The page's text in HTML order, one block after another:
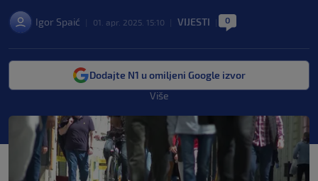
Igor Spaić 01. apr. 2025. 15:10 VIJESTI 0
Dodajte N1 u omiljeni Google izvor
Više